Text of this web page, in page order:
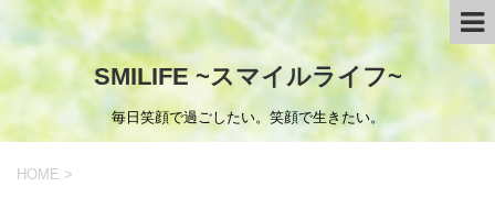
SMILIFE ~スマイルライフ~
毎日笑顔で過ごしたい。笑顔で生きたい。
HOME >